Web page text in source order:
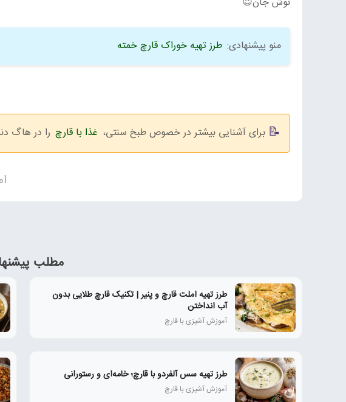
منو پیشنهادی: طرز تهیه خوراک قارچ خمته
برای آشنایی بیشتر در خصوص طبخ سنتی، غذا با قارچ را در هاگ
مطلب
طرز تهیه املت قارچ و پنیر | تکنیک قارچ طلایی بدون
آب انداختن
آموزش آشپزی با قارچ
طرز تهیه سس آلفردو با قارچ؛ خامه‌ای و رستورانی
آموزش آشپزی با قارچ